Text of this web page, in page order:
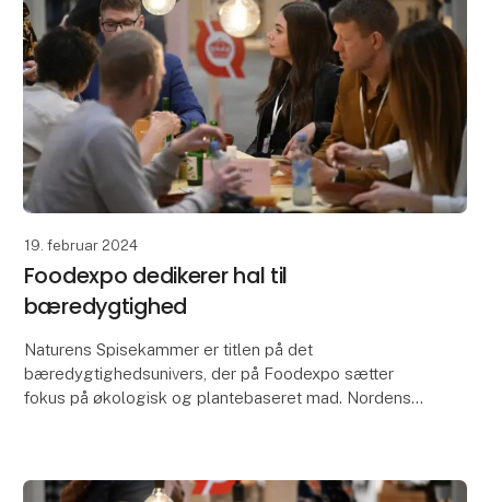
19. februar 2024
Foodexpo dedikerer hal til
bæredygtighed
Naturens Spisekammer er titlen på det
bæredygtighedsunivers, der på Foodexpo sætter
fokus på økologisk og plantebaseret mad. Nordens